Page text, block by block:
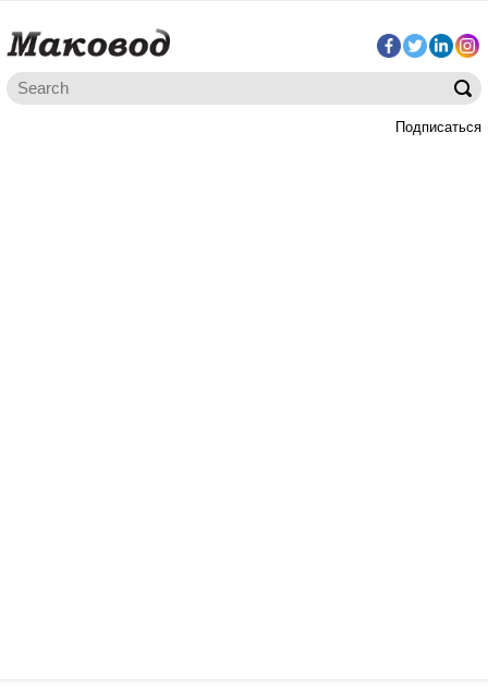
Подписаться